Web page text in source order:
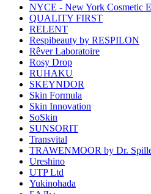
NYCE - New York Cosmetic
QUALITY FIRST
RELENT
Respibeauty by RESPILON
Rêver Laboratoire
Rosy Drop
RUHAKU
SKEYNDOR
Skin Formula
Skin Innovation
SoSkin
SUNSORIT
Transvital
TRAWENMOOR by Dr.
Ureshino
UTP Ltd
Yukinohada